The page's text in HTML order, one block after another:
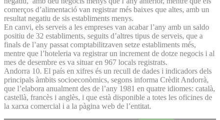
comerços d’alimentació van registrar més baixes que altes, amb un
resultat negatiu de sis establiments menys.
En canvi, els serveis a les empreses van acabar l’any amb un saldo
positiu de 32 establiments, seguits d’altres tipus de serveis, que a
finals de l’any passat comptabilitzaven setze establiments més,
mentre que l’hoteleria va registrar un increment de dotze negocis i al
mes de desembre es va situar en 967 locals registrats.
Andorra 10. El país en xifres és un recull de dades i indicadors dels
principals àmbits socioeconòmics, segons informa Crèdit Andorrà,
que l’elabora anualment des de l’any 1981 en quatre idiomes: català,
castellà, francès i anglès, i que està disponible a totes les oficines de
la xarxa comercial i a la pàgina web de l’entitat.